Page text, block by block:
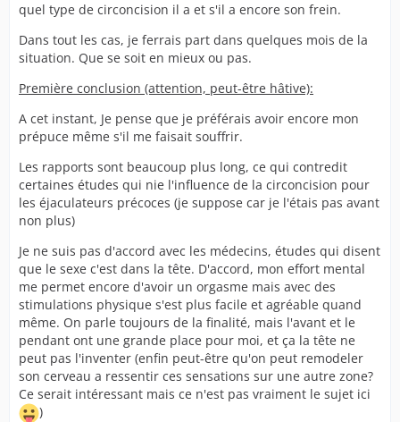
quel type de circoncision il a et s'il a encore son frein.
Dans tout les cas, je ferrais part dans quelques mois de la
situation. Que se soit en mieux ou pas.
Première conclusion (attention, peut-être hâtive):
A cet instant, Je pense que je préférais avoir encore mon
prépuce même s'il me faisait souffrir.
Les rapports sont beaucoup plus long, ce qui contredit
certaines études qui nie l'influence de la circoncision pour
les éjaculateurs précoces (je suppose car je l'étais pas avant
non plus)
Je ne suis pas d'accord avec les médecins, études qui disent
que le sexe c'est dans la tête. D'accord, mon effort mental
me permet encore d'avoir un orgasme mais avec des
stimulations physique s'est plus facile et agréable quand
même. On parle toujours de la finalité, mais l'avant et le
pendant ont une grande place pour moi, et ça la tête ne
peut pas l'inventer (enfin peut-être qu'on peut remodeler
son cerveau a ressentir ces sensations sur une autre zone?
Ce serait intéressant mais ce n'est pas vraiment le sujet ici
)